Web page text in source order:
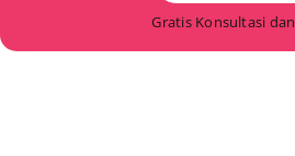
Gratis Konsultasi